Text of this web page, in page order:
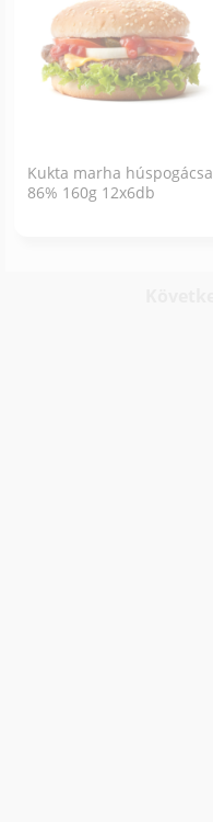
Kukta marha húspogácsa
86% 160g 12x6db